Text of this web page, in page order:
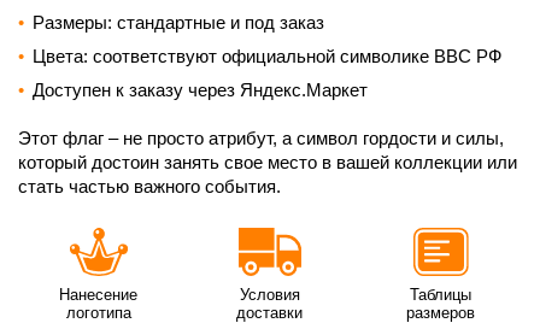
Размеры: стандартные и под заказ
Цвета: соответствуют официальной символике ВВС РФ
Доступен к заказу через Яндекс.Маркет
Этот флаг – не просто атрибут, а символ гордости и силы,
который достоин занять свое место в вашей коллекции или
стать частью важного события.
Нанесение
логотипа
Условия
доставки
Таблицы
размеров